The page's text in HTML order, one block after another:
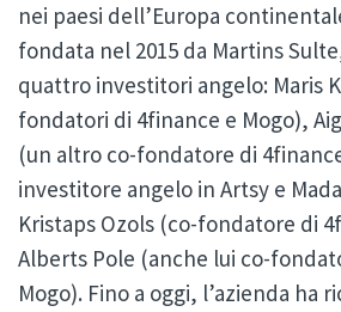
nei paesi dell’Europa
fondata nel 2015 da Martins
quattro investitori angelo: Maris
fondatori di 4finance e Mogo),
(un altro co-fondatore di
investitore angelo in Artsy e
Kristaps Ozols (co-fondatore di
Alberts Pole (anche lui co-
Mogo). Fino a oggi, l’azienda ha